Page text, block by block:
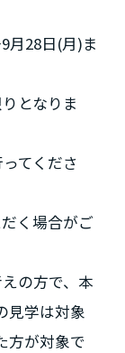
月28日(月)ま
となりま
てくださ
く場合がご
の方で、本
見学は対象
方が対象で